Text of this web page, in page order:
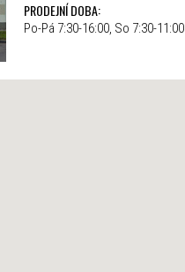
PRODEJNÍ DOBA:
Po-Pá 7:30-16:00, So 7:30-11:00